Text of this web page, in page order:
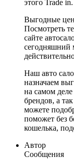
этого Trade
Выгодные
Посмотреть
сайте
сегодняшний
Наш авто
назначаем
на самом
брендов, а
можете
поможет без
кошелька,
Автор
Сообщения